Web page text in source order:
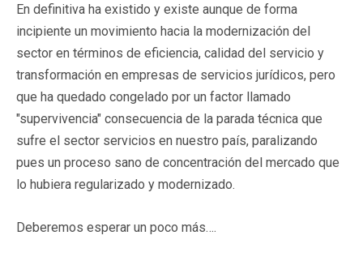
En definitiva ha existido y existe aunque de forma
incipiente un movimiento hacia la modernización del
sector en términos de eficiencia, calidad del servicio y
transformación en empresas de servicios jurídicos, pero
que ha quedado congelado por un factor llamado
"supervivencia" consecuencia de la parada técnica que
sufre el sector servicios en nuestro país, paralizando
pues un proceso sano de concentración del mercado que
lo hubiera regularizado y modernizado.
Deberemos esperar un poco más….